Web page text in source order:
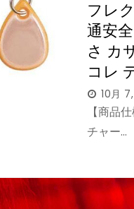
フレ
通安
さ カ
コレ
10月
【商品
チャー…